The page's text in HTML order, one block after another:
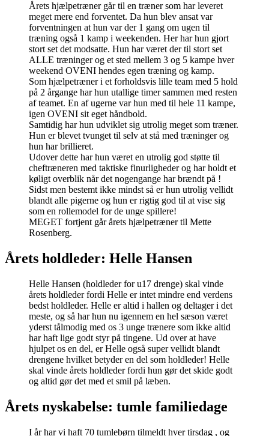
Årets hjælpetræner går til en træner som har leveret
meget mere end forventet. Da hun blev ansat var
forventningen at hun var der 1 gang om ugen til
træning også 1 kamp i weekenden. Her har hun gjort
stort set det modsatte. Hun har været der til stort set
ALLE træninger og et sted mellem 3 og 5 kampe hver
weekend OVENI hendes egen træning og kamp.
Som hjælpetræner i et forholdsvis lille team med 5 hold
på 2 årgange har hun utallige timer sammen med resten
af teamet. En af ugerne var hun med til hele 11 kampe,
igen OVENI sit eget håndbold.
Samtidig har hun udviklet sig utrolig meget som træner.
Hun er blevet tvunget til selv at stå med træninger og
hun har brillieret.
Udover dette har hun været en utrolig god støtte til
cheftræneren med taktiske finurligheder og har holdt et
køligt overblik når det nogengange har brændt på !
Sidst men bestemt ikke mindst så er hun utrolig vellidt
blandt alle pigerne og hun er rigtig god til at vise sig
som en rollemodel for de unge spillere!
MEGET fortjent går årets hjælpetræner til Mette
Rosenberg.
Årets holdleder: Helle Hansen
Helle Hansen (holdleder for u17 drenge) skal vinde
årets holdleder fordi Helle er intet mindre end verdens
bedst holdleder. Helle er altid i hallen og deltager i det
meste, og så har hun nu igennem en hel sæson været
yderst tålmodig med os 3 unge trænere som ikke altid
har haft lige godt styr på tingene. Ud over at have
hjulpet os en del, er Helle også super vellidt blandt
drengene hvilket betyder en del som holdleder! Helle
skal vinde årets holdleder fordi hun gør det skide godt
og altid gør det med et smil på læben.
Årets nyskabelse: tumle familiedage
I år har vi haft 70 tumlebørn tilmeldt hver tirsdag , og